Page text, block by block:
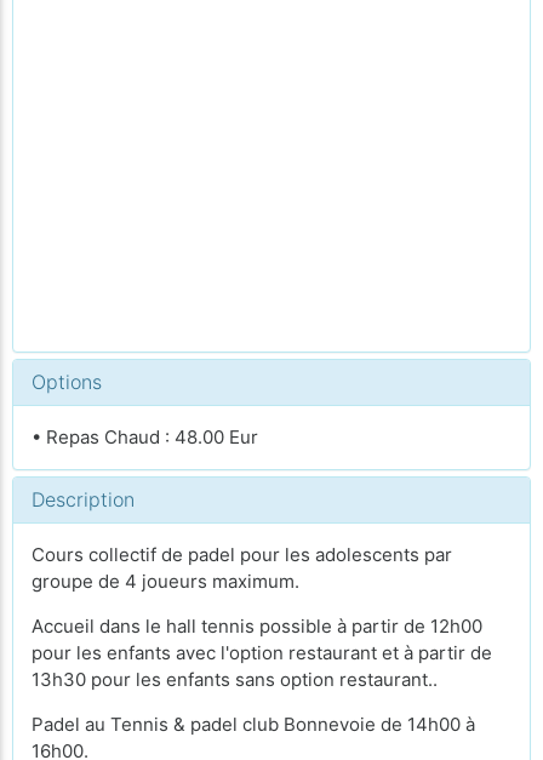
Options
• Repas Chaud : 48.00 Eur
Description
Cours collectif de padel pour les adolescents par
groupe de 4 joueurs maximum.
Accueil dans le hall tennis possible à partir de 12h00
pour les enfants avec l'option restaurant et à partir de
13h30 pour les enfants sans option restaurant..
Padel au Tennis & padel club Bonnevoie de 14h00 à
16h00.